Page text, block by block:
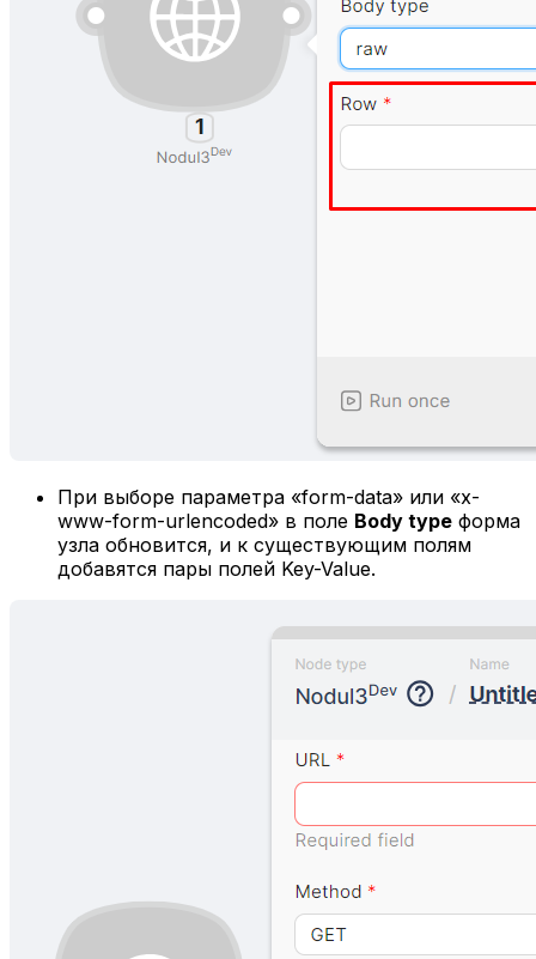
При выборе параметра «form-data» или «x-
www-form-urlencoded» в поле Body type форма
узла обновится, и к существующим полям
добавятся пары полей Key-Value.